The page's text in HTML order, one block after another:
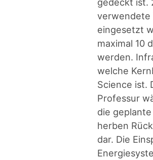
verwendete
eingesetzt
maximal 10
werden.
welche
Science ist.
Professur
die
herben
dar. Die